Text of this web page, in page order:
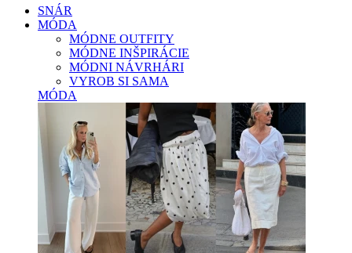
SNÁR
MÓDA
MÓDNE OUTFITY
MÓDNE INŠPIRÁCIE
MÓDNI NÁVRHÁRI
VYROB SI SAMA
MÓDA